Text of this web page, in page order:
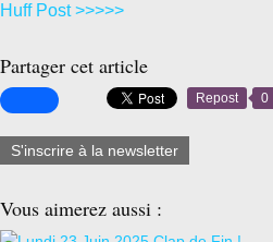
Huff Post >>>>>
Partager cet article
Repost 0
S'inscrire à la newsletter
Vous aimerez aussi :